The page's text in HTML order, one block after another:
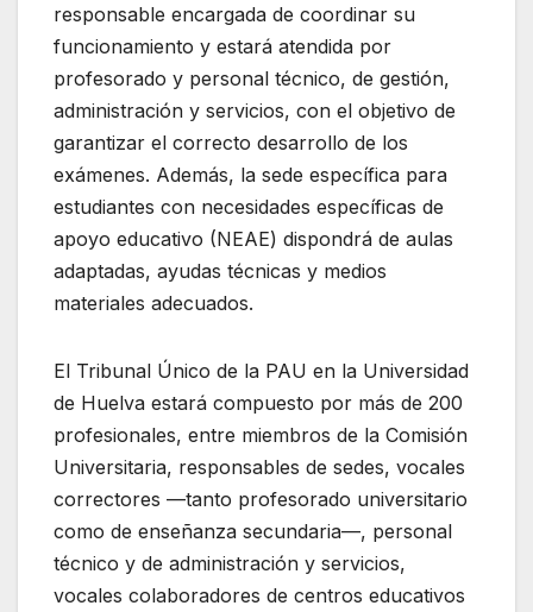
responsable encargada de coordinar su
funcionamiento y estará atendida por
profesorado y personal técnico, de gestión,
administración y servicios, con el objetivo de
garantizar el correcto desarrollo de los
exámenes. Además, la sede específica para
estudiantes con necesidades específicas de
apoyo educativo (NEAE) dispondrá de aulas
adaptadas, ayudas técnicas y medios
materiales adecuados.
El Tribunal Único de la PAU en la Universidad
de Huelva estará compuesto por más de 200
profesionales, entre miembros de la Comisión
Universitaria, responsables de sedes, vocales
correctores —tanto profesorado universitario
como de enseñanza secundaria—, personal
técnico y de administración y servicios,
vocales colaboradores de centros educativos